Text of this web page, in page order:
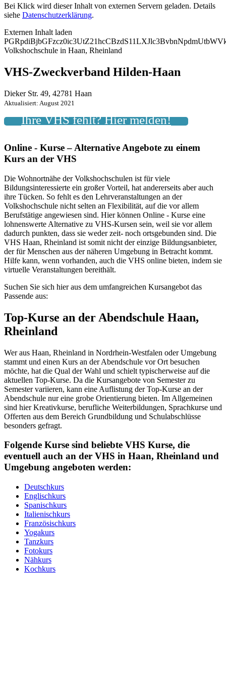
Bei Klick wird dieser Inhalt von externen Servern geladen. Details
siehe Datenschutzerklärung.
Externen Inhalt laden
Volkshochschule in Haan, Rheinland
VHS-Zweckverband Hilden-Haan
Dieker Str. 49, 42781 Haan
Aktualisiert: August 2021
Ihre VHS fehlt? Hier melden!
Online - Kurse – Alternative Angebote zu einem
Kurs an der VHS
Die Wohnortnähe der Volkshochschulen ist für viele
Bildungsinteressierte ein großer Vorteil, hat andererseits aber auch
ihre Tücken. So fehlt es den Lehrveranstaltungen an der
Volkshochschule nicht selten an Flexibilität, auf die vor allem
Berufstätige angewiesen sind. Hier können Online - Kurse eine
lohnenswerte Alternative zu VHS-Kursen sein, weil sie vor allem
dadurch punkten, dass sie weder zeit- noch ortsgebunden sind. Die
VHS Haan, Rheinland ist somit nicht der einzige Bildungsanbieter,
der für Menschen aus der näheren Umgebung in Betracht kommt.
Hilfe kann, wenn vorhanden, auch die VHS online bieten, indem sie
virtuelle Veranstaltungen bereithält.
Suchen Sie sich hier aus dem umfangreichen Kursangebot das
Passende aus:
Top-Kurse an der Abendschule Haan,
Rheinland
Wer aus Haan, Rheinland in Nordrhein-Westfalen oder Umgebung
stammt und einen Kurs an der Abendschule vor Ort besuchen
möchte, hat die Qual der Wahl und schielt typischerweise auf die
aktuellen Top-Kurse. Da die Kursangebote von Semester zu
Semester variieren, kann eine Auflistung der Top-Kurse an der
Abendschule nur eine grobe Orientierung bieten. Im Allgemeinen
sind hier Kreativkurse, berufliche Weiterbildungen, Sprachkurse und
Offerten aus dem Bereich Grundbildung und Schulabschlüsse
besonders gefragt.
Folgende Kurse sind beliebte VHS Kurse, die
eventuell auch an der VHS in Haan, Rheinland und
Umgebung angeboten werden:
Deutschkurs
Englischkurs
Spanischkurs
Italienischkurs
Französischkurs
Yogakurs
Tanzkurs
Fotokurs
Nähkurs
Kochkurs